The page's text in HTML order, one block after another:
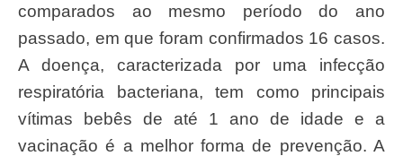
comparados ao mesmo período do ano
passado, em que foram confirmados 16 casos.
A doença, caracterizada por uma infecção
respiratória bacteriana, tem como principais
vítimas bebês de até 1 ano de idade e a
vacinação é a melhor forma de prevenção. A